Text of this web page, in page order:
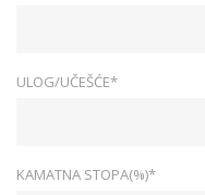
ULOG/UČEŠĆE*
KAMATNA STOPA(%)*